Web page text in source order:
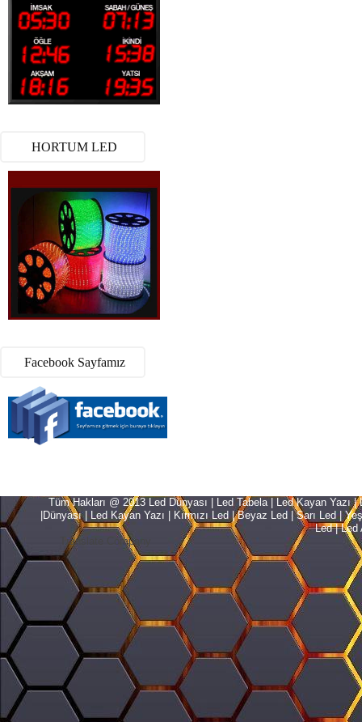
HORTUM LED
Facebook Sayfamız
Tüm Hakları @ 2013 Led Dünyası | Led Tabela | Led Kayan
|Dünyası | Led Kayan Yazı | Kırmızı Led | Beyaz Led | Sarı Led |
Led | Led
Translate Company